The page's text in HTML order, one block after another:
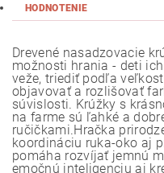
HODNOTENIE
Drevené nasadzovacie
možnosti hrania - deti
veže, triediť podľa
objavovať a rozlišovať
súvislosti. Krúžky s
na farme sú ľahké a
ručičkami.Hračka
koordináciu ruka-oko aj
pomáha rozvíjať jemnú
emočnú inteligenciu aj